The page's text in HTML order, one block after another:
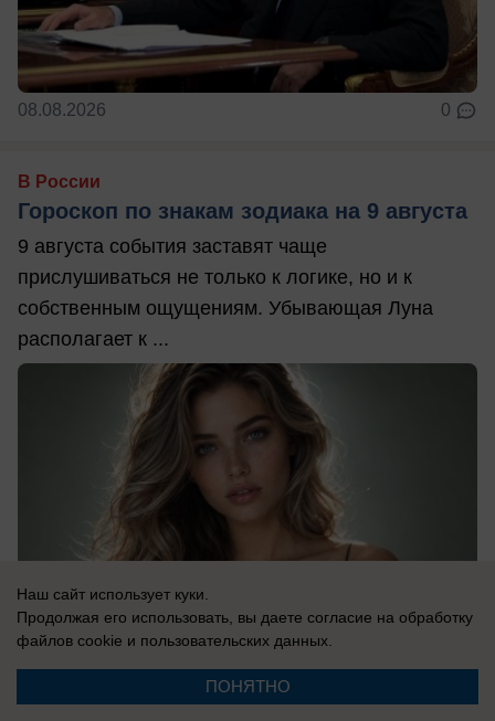
08.08.2026 0
В России
Гороскоп по знакам зодиака на 9 августа
9 августа события заставят чаще
прислушиваться не только к логике, но и к
собственным ощущениям. Убывающая Луна
располагает к ...
Наш сайт использует куки.
Продолжая его использовать, вы даете согласие на обработку
файлов cookie и пользовательских данных.
ПОНЯТНО